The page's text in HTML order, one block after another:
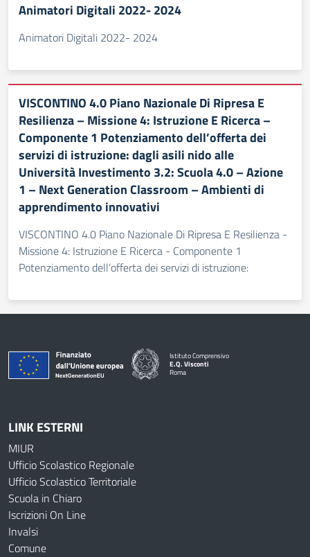
Animatori Digitali 2022- 2024
Animatori Digitali 2022- 2024
VISCONTINO 4.0 Piano Nazionale Di Ripresa E
Resilienza – Missione 4: Istruzione E Ricerca –
Componente 1 Potenziamento dell’offerta dei
servizi di istruzione: dagli asili nido alle
Università Investimento 3.2: Scuola 4.0 – Azione
1 – Next Generation Classroom – Ambienti di
apprendimento innovativi
VISCONTINO 4.0 Piano Nazionale Di Ripresa E Resilienza -
Missione 4: Istruzione E Ricerca - Componente 1
Potenziamento dell’offerta dei servizi di istruzione:
Istituto Comprensivo
E.Q. Visconti
Roma
LINK ESTERNI
MIUR
Ufficio Scolastico Regionale
Ufficio Scolastico Territoriale
Scuola in Chiaro
Iscrizioni On Line
Invalsi
Comune